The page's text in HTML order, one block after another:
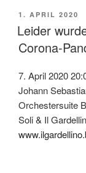
AM
1. APRIL 2020
Leider
Corona-
7. April 2020
Johann
Orchestersuite
Soli & Il